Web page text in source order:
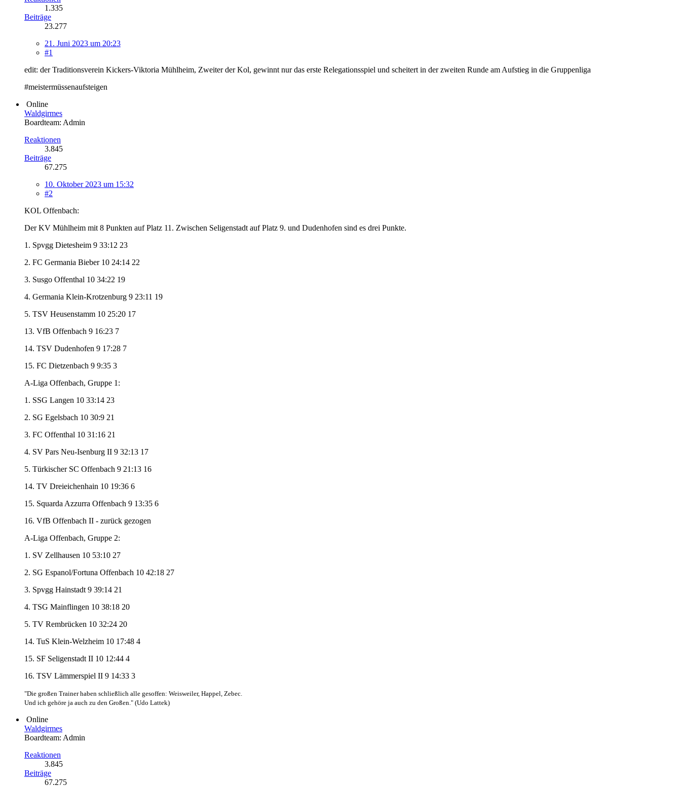
1.335
Beiträge
23.277
21. Juni 2023 um 20:23
#1
edit: der Traditionsverein Kickers-Viktoria Mühlheim, Zweiter der Kol, gewinnt nur das erste Relegationsspiel und scheitert in der zweiten Runde am Aufstieg in die Gruppenliga
#meistermüssenaufsteigen
Online
Waldgirmes
Boardteam: Admin
Reaktionen
3.845
Beiträge
67.275
10. Oktober 2023 um 15:32
#2
KOL Offenbach:
Der KV Mühlheim mit 8 Punkten auf Platz 11. Zwischen Seligenstadt auf Platz 9. und Dudenhofen sind es drei Punkte.
1. Spvgg Dietesheim 9 33:12 23
2. FC Germania Bieber 10 24:14 22
3. Susgo Offenthal 10 34:22 19
4. Germania Klein-Krotzenburg 9 23:11 19
5. TSV Heusenstamm 10 25:20 17
13. VfB Offenbach 9 16:23 7
14. TSV Dudenhofen 9 17:28 7
15. FC Dietzenbach 9 9:35 3
A-Liga Offenbach, Gruppe 1:
1. SSG Langen 10 33:14 23
2. SG Egelsbach 10 30:9 21
3. FC Offenthal 10 31:16 21
4. SV Pars Neu-Isenburg II 9 32:13 17
5. Türkischer SC Offenbach 9 21:13 16
14. TV Dreieichenhain 10 19:36 6
15. Squarda Azzurra Offenbach 9 13:35 6
16. VfB Offenbach II - zurück gezogen
A-Liga Offenbach, Gruppe 2:
1. SV Zellhausen 10 53:10 27
2. SG Espanol/Fortuna Offenbach 10 42:18 27
3. Spvgg Hainstadt 9 39:14 21
4. TSG Mainflingen 10 38:18 20
5. TV Rembrücken 10 32:24 20
14. TuS Klein-Welzheim 10 17:48 4
15. SF Seligenstadt II 10 12:44 4
16. TSV Lämmerspiel II 9 14:33 3
"Die großen Trainer haben schließlich alle gesoffen: Weisweiler, Happel, Zebec.
Und ich gehöre ja auch zu den Großen." (Udo Lattek)
Online
Waldgirmes
Boardteam: Admin
Reaktionen
3.845
Beiträge
67.275